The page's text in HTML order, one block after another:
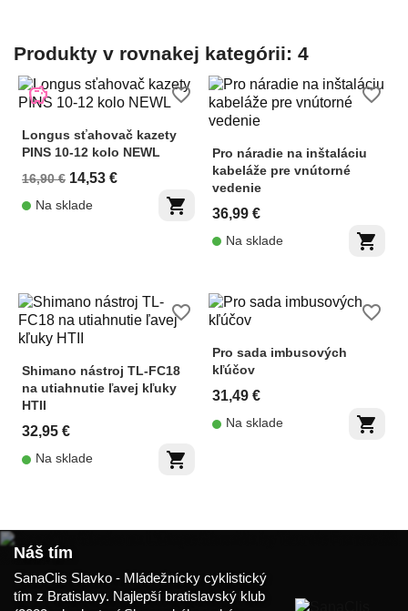
Produkty v rovnakej kategórii: 4
Longus sťahovač kazety
PINS 10-12 kolo NEWL
16,90 € 14,53 €
shopping_cart
Na sklade
savings favorite_border
Pro náradie na inštaláciu
kabeláže pre vnútorné
vedenie
36,99 €
shopping_cart
Na sklade
favorite_border
Shimano nástroj TL-FC18
na utiahnutie ľavej kľuky
HTII
32,95 €
shopping_cart
Na sklade
favorite_border
Pro sada imbusových
kľúčov
31,49 €
shopping_cart
Na sklade
favorite_border
Náš tím
SanaClis Slavko - Mládežnícky cyklistický
tím z Bratislavy. Najlepší bratislavský klub